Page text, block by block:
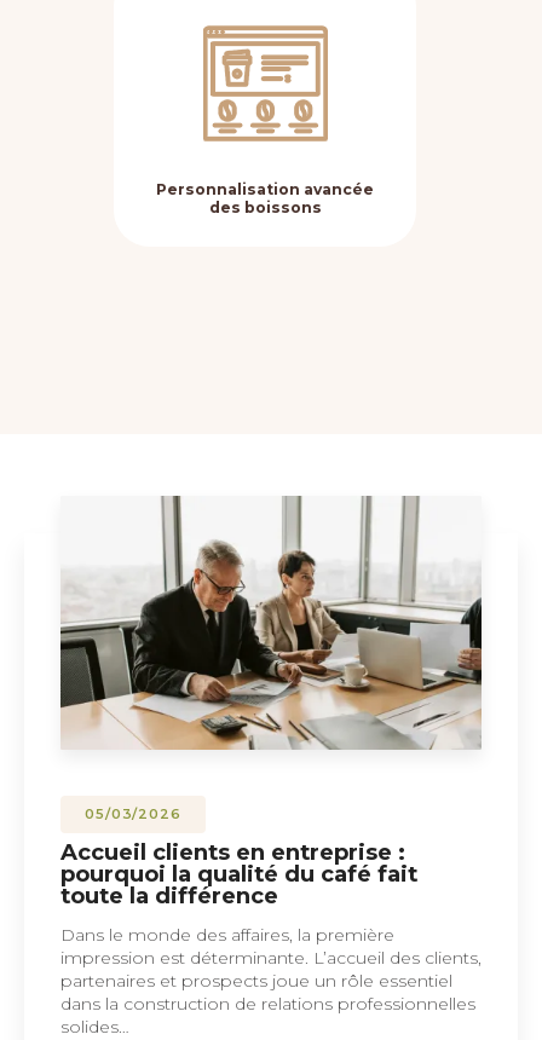
Personnalisation avancée
des boissons
05/03/2026
Accueil clients en entreprise :
pourquoi la qualité du café fait
toute la différence
Dans le monde des affaires, la première
impression est déterminante. L’accueil des clients,
partenaires et prospects joue un rôle essentiel
dans la construction de relations professionnelles
solides…